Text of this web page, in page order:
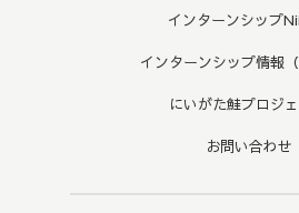
インターンシップ
インターンシップ情報（
にいがた鮭プロジ
お問い合わせ